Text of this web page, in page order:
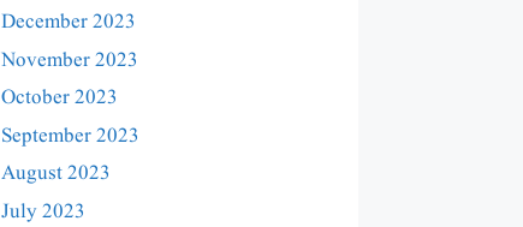
December 2023
November 2023
October 2023
September 2023
August 2023
July 2023